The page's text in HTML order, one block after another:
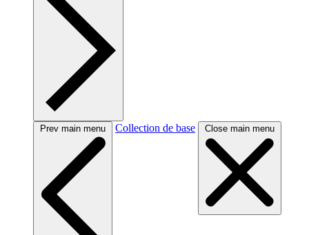
Prev main menu Collection de base Close main menu